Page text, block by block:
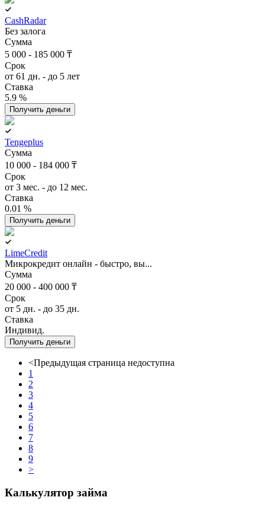
CashRadar
Без залога
Сумма
5 000 - 185 000 ₸
Срок
от 61 дн. - до 5 лет
Ставка
5.9 %
Получить деньги
Tengeplus
Сумма
10 000 - 184 000 ₸
Срок
от 3 мес. - до 12 мес.
Ставка
0.01 %
Получить деньги
LimeCredit
Микрокредит онлайн - быстро, вы...
Сумма
20 000 - 400 000 ₸
Срок
от 5 дн. - до 35 дн.
Ставка
Индивид.
Получить деньги
<Предыдущая страница недоступна
1
2
3
4
5
6
7
8
9
>
Калькулятор займа